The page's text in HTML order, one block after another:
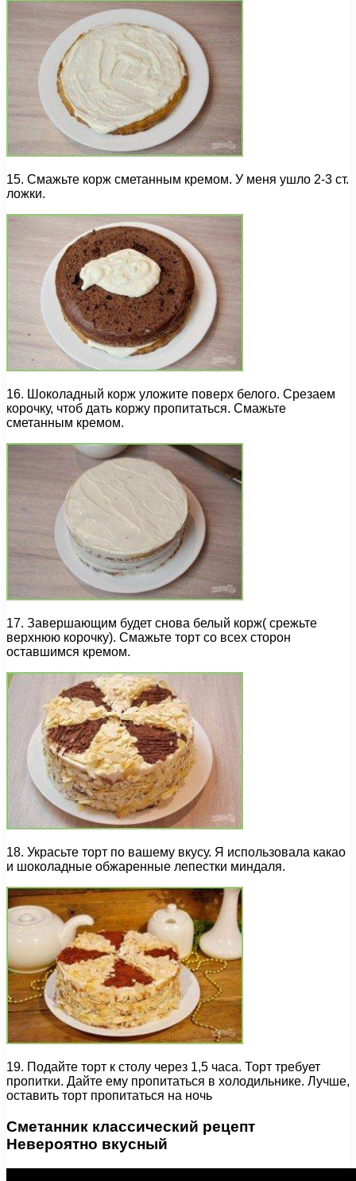
15. Смажьте корж сметанным кремом. У меня ушло 2-3 ст.
ложки.
16. Шоколадный корж уложите поверх белого. Срезаем
корочку, чтоб дать коржу пропитаться. Смажьте
сметанным кремом.
17. Завершающим будет снова белый корж( срежьте
верхнюю корочку). Смажьте торт со всех сторон
оставшимся кремом.
18. Украсьте торт по вашему вкусу. Я использовала какао
и шоколадные обжаренные лепестки миндаля.
19. Подайте торт к столу через 1,5 часа. Торт требует
пропитки. Дайте ему пропитаться в холодильнике. Лучше,
оставить торт пропитаться на ночь
Сметанник классический рецепт
Невероятно вкусный